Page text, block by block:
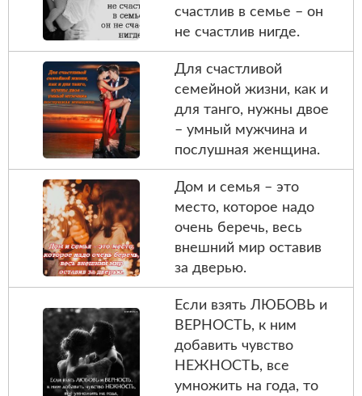
счастлив в семье – он
не счастлив нигде.
Для счастливой
семейной жизни, как и
для танго, нужны двое
– умный мужчина и
послушная женщина.
Дом и семья – это
место, которое надо
очень беречь, весь
внешний мир оставив
за дверью.
Если взять ЛЮБОВЬ и
ВЕРНОСТЬ, к ним
добавить чувство
НЕЖНОСТЬ, все
умножить на года, то